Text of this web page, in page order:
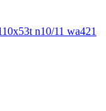
n10/11 wa421